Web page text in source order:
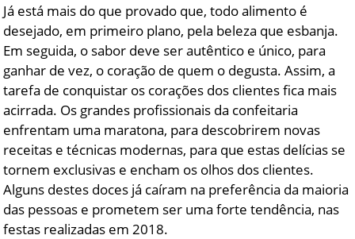
Já está mais do que provado que, todo alimento é
desejado, em primeiro plano, pela beleza que esbanja.
Em seguida, o sabor deve ser autêntico e único, para
ganhar de vez, o coração de quem o degusta. Assim, a
tarefa de conquistar os corações dos clientes fica mais
acirrada. Os grandes profissionais da confeitaria
enfrentam uma maratona, para descobrirem novas
receitas e técnicas modernas, para que estas delícias se
tornem exclusivas e encham os olhos dos clientes.
Alguns destes doces já caíram na preferência da maioria
das pessoas e prometem ser uma forte tendência, nas
festas realizadas em 2018.